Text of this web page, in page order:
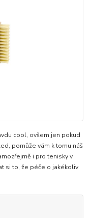
cool, ovšem jen pokud
pomůže vám k tomu náš
i pro tenisky v
si to, že péče o jakékoliv